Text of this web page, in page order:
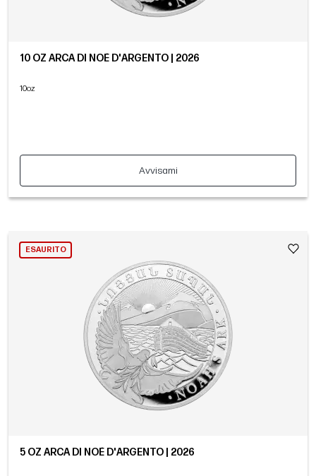
10 OZ ARCA DI NOÈ D'ARGENTO | 2026
10oz
Avvisami
ESAURITO
5 OZ ARCA DI NOÈ D'ARGENTO | 2026